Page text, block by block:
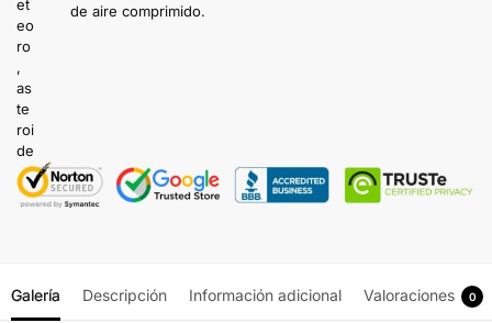
de aire comprimido.
Galería Descripción Información adicional Valoraciones 0